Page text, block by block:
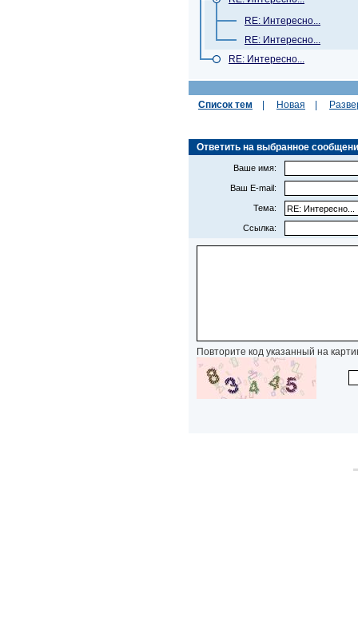
RE: Интересно...
RE: Интересно...
RE: Интересно...
Список тем Новая
Ответить на выбранное
Ваше имя:
Ваш E-mail:
Тема:
Ссылка:
Повторите код указанный на